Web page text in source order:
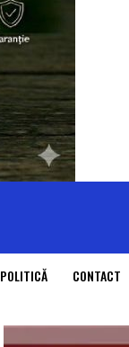
POLITICĂ CONTACT